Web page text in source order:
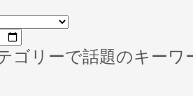
ゴリーで話題のキーワ